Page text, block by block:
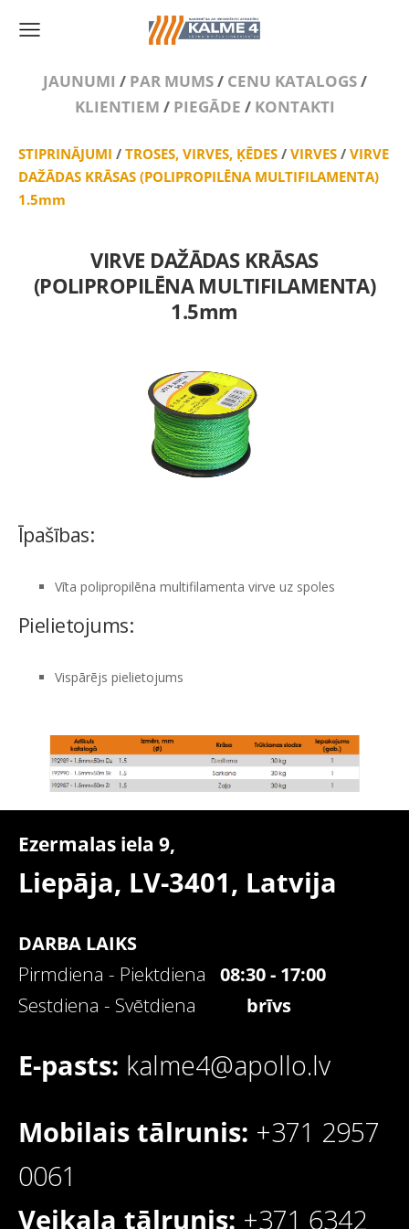
JAUNUMI / PAR MUMS/ CENU KATALOGS/
KLIENTIEM / PIEGĀDE / KONTAKTI
STIPRINĀJUMI / TROSES, VIRVES, ĶĒDES / VIRVES / VIRVE
DAŽĀDAS KRĀSAS (POLIPROPILĒNA MULTIFILAMENTA)
1.5mm
VIRVE DAŽĀDAS KRĀSAS
(POLIPROPILĒNA MULTIFILAMENTA)
1.5mm
Īpašības:
Vīta polipropilēna multifilamenta virve uz spoles
Pielietojums:
Vispārējs pielietojums
Ezermalas iela 9,
Liepāja, LV-3401, Latvija
DARBA LAIKS
Pirmdiena - Piektdiena 08:30 - 17:00
Sestdiena - Svētdiena brīvs
E-pasts: kalme4@apollo.lv
Mobilais tālrunis: +371 2957
0061
Veikala tālrunis: +371 6342